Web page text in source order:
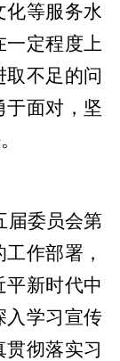
化等服务水
一定程度上
不足的问
于面对，坚
届委员会第
工作部署，
平新时代中
入学习宣传
彻落实习